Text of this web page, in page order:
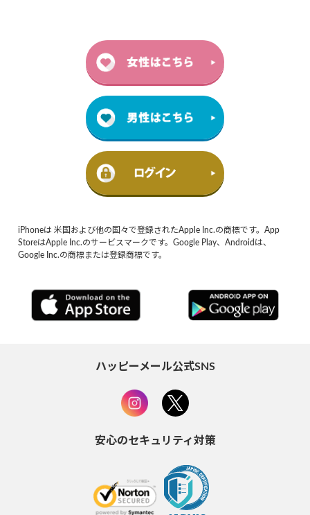
iPhoneは 米国および他の国々で登録されたApple Inc.の商標です。App
StoreはApple Inc.のサービスマークです。Google Play、Androidは、
Google Inc.の商標または登録商標です。
ハッピーメール公式SNS
安心のセキュリティ対策